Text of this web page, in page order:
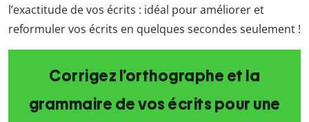
l’exactitude de vos écrits : idéal pour améliorer et
reformuler vos écrits en quelques secondes seulement !
Corrigez l’orthographe et la
grammaire de vos écrits pour une